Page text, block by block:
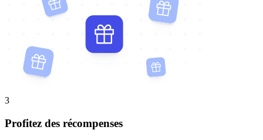
3
Profitez des récompenses